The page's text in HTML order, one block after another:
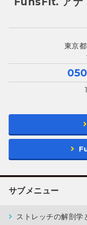
東京
サブメニュー
ストレッチの解剖学